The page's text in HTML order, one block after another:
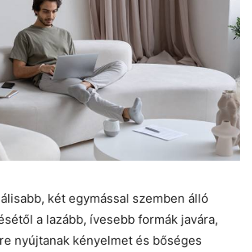
két egymással szemben álló
a lazább, ívesebb formák javára,
nyújtanak kényelmet és bőséges